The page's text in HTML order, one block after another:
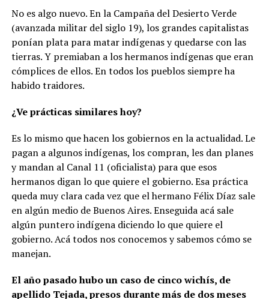
No es algo nuevo. En la Campaña del Desierto Verde
(avanzada militar del siglo 19), los grandes capitalistas
ponían plata para matar indígenas y quedarse con las
tierras. Y premiaban a los hermanos indígenas que eran
cómplices de ellos. En todos los pueblos siempre ha
habido traidores.
¿Ve prácticas similares hoy?
Es lo mismo que hacen los gobiernos en la actualidad. Le
pagan a algunos indígenas, los compran, les dan planes
y mandan al Canal 11 (oficialista) para que esos
hermanos digan lo que quiere el gobierno.Esa práctica
queda muy clara cada vez que el hermano Félix Díaz sale
en algún medio de Buenos Aires. Enseguida acá sale
algún puntero indígena diciendo lo que quiere el
gobierno. Acá todos nos conocemos y sabemos cómo se
manejan.
El año pasado hubo un caso de cinco wichís, de
apellido Tejada, presos durante más de dos meses